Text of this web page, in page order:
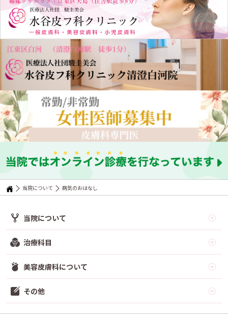
当院について 病気のおはなし
当院について
治療科目
美容皮膚科について
その他